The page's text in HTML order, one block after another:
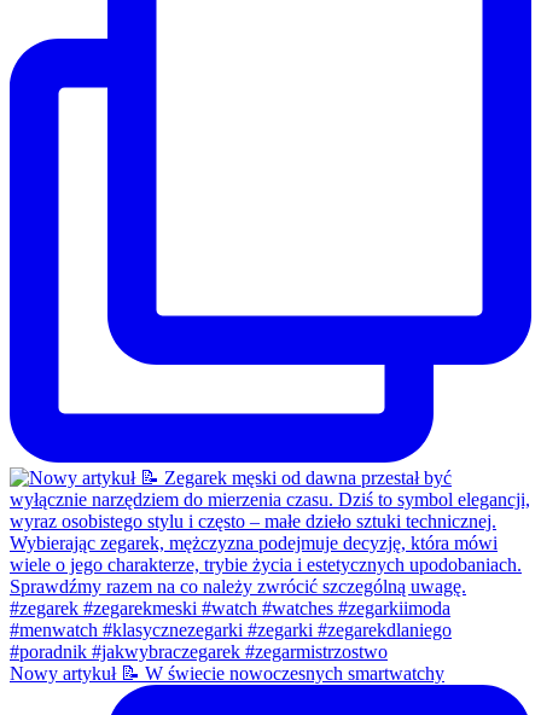
Nowy artykuł 📝 W świecie nowoczesnych smartwatchy